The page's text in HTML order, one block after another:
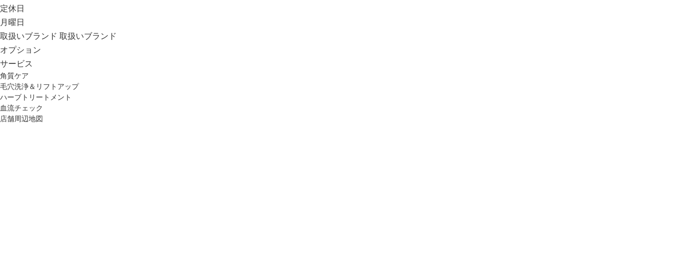
定休日
月曜日
取扱いブランド 取扱いブランド
オプション
サービス
角質ケア
毛穴洗浄＆リフトアップ
ハーブトリートメント
血流チェック
店舗周辺地図